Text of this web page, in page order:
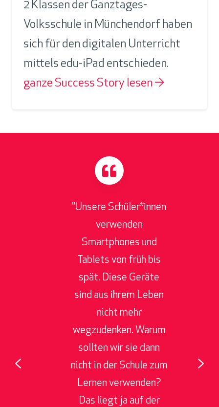
2 Klassen der Ganztages-
Volksschule in Münchendorf haben
sich für den digitalen Unterricht
mittels edu-iPad entschieden.
ganze Success Story lesen →
"Unsere Schüler*innen
verwenden
Smartphones und
Tablets von früh bis
spät. Diese Geräte
sind aus ihrem Leben
nicht mehr
wegzudenken. Warum
sollten wir sie dann
nicht in der Schule zum
Lernen verwenden?
Das liegt ja auf der